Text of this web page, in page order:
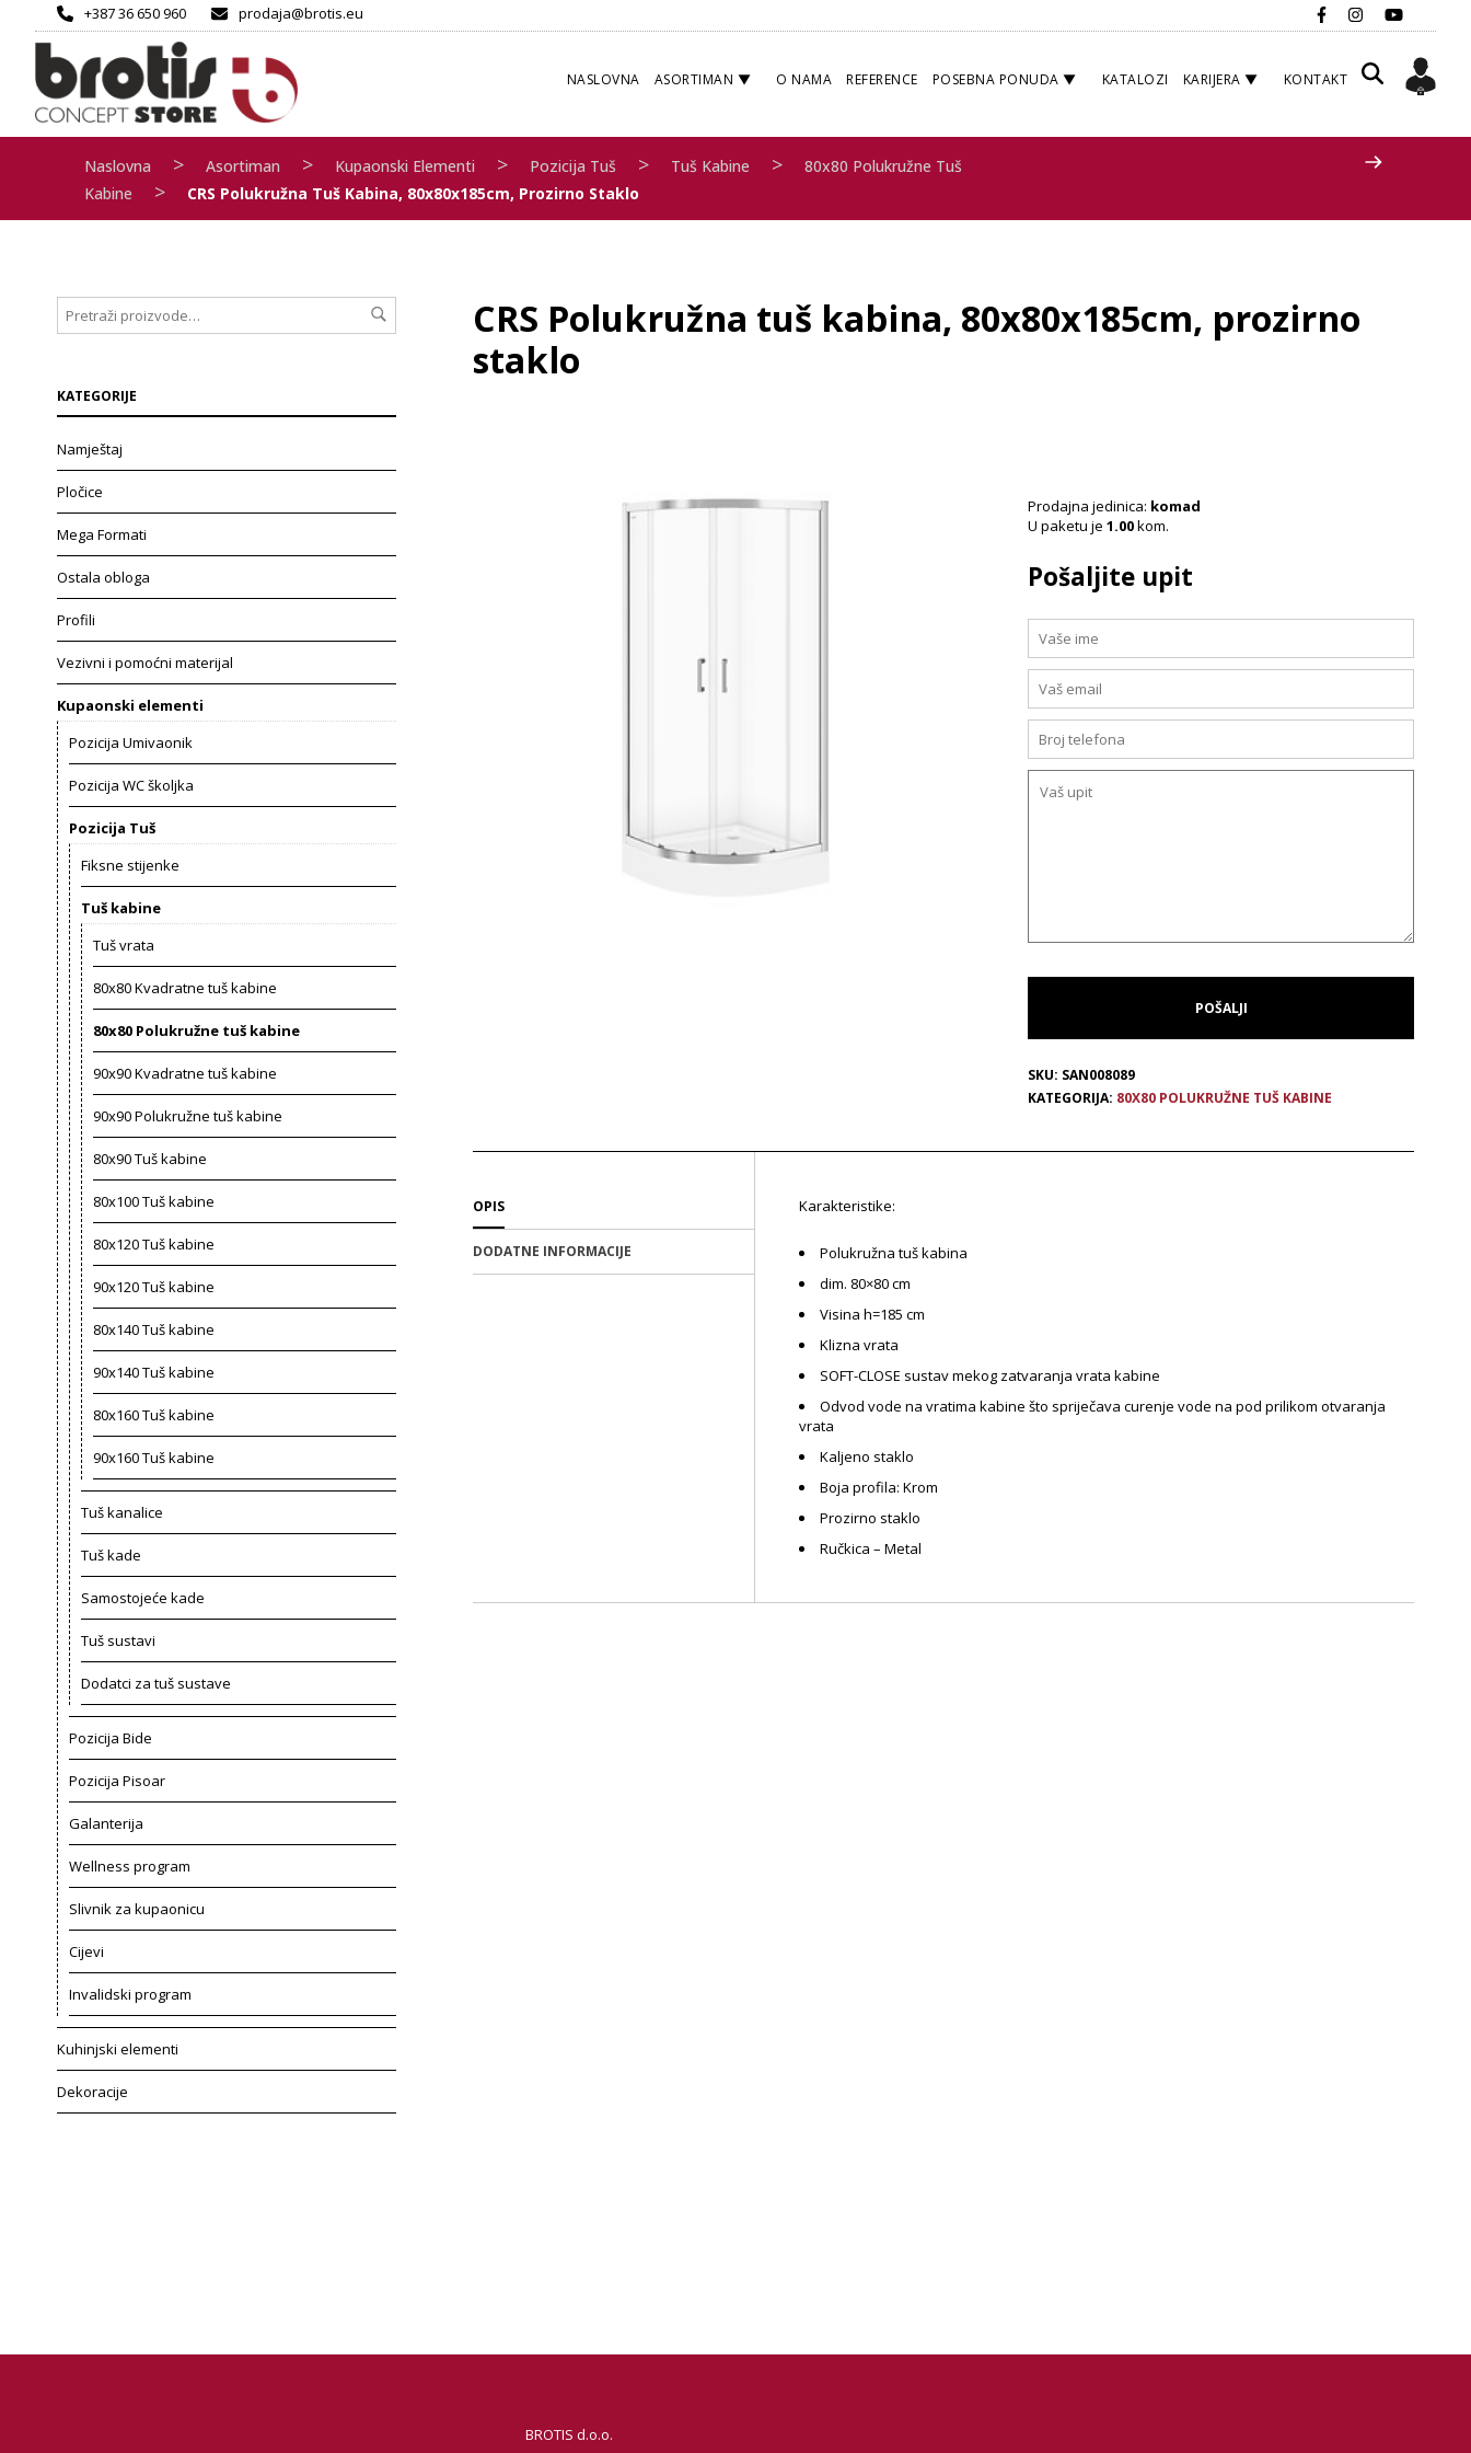
+387 36 650 960 prodaja@brotis.eu
NASLOVNA ASORTIMAN O NAMA REFERENCE POSEBNA PONUDA KATALOZI KARIJERA KONTAKT
Naslovna > Asortiman > Kupaonski Elementi > Pozicija Tuš > Tuš Kabine >
80x80 Polukružne Tuš
Kabine
> CRS Polukružna Tuš Kabina, 80x80x185cm, Prozirno Staklo
CRS Polukružna tuš kabina, 80x80x185cm, prozirno
staklo
Prodajna jedinica: komad
U paketu je1.00kom.
Pošaljite upit
SKU: SAN008089
KATEGORIJA: 80X80 POLUKRUŽNE TUŠ KABINE
OPIS
DODATNE INFORMACIJE
Karakteristike:
Polukružna tuš kabina
dim. 80×80 cm
Visina h=185 cm
Klizna vrata
SOFT-CLOSE sustav mekog zatvaranja vrata kabine
Odvod vode na vratima kabine što spriječava curenje vode na pod prilikom otvaranja
vrata
Kaljeno staklo
Boja profila: Krom
Prozirno staklo
Ručkica – Metal
KATEGORIJE
Namještaj
Pločice
Mega Formati
Ostala obloga
Profili
Vezivni i pomoćni materijal
Kupaonski elementi
Pozicija Umivaonik
Pozicija WC školjka
Pozicija Tuš
Fiksne stijenke
Tuš kabine
Tuš vrata
80x80 Kvadratne tuš kabine
80x80 Polukružne tuš kabine
90x90 Kvadratne tuš kabine
90x90 Polukružne tuš kabine
80x90 Tuš kabine
80x100 Tuš kabine
80x120 Tuš kabine
90x120 Tuš kabine
80x140 Tuš kabine
90x140 Tuš kabine
80x160 Tuš kabine
90x160 Tuš kabine
Tuš kanalice
Tuš kade
Samostojeće kade
Tuš sustavi
Dodatci za tuš sustave
Pozicija Bide
Pozicija Pisoar
Galanterija
Wellness program
Slivnik za kupaonicu
Cijevi
Invalidski program
Kuhinjski elementi
Dekoracije
BROTIS d.o.o.